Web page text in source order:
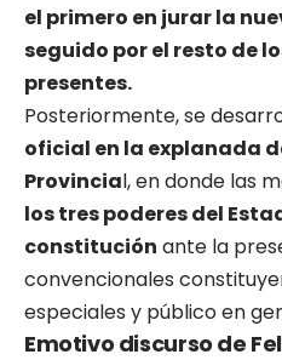
el primero en jurar la
seguido por el resto de
presentes.
Posteriormente, se
oficial en la explanada
Provincial, en donde las
los tres poderes del
constitución ante la
convencionales
especiales y público en
Emotivo discurso de